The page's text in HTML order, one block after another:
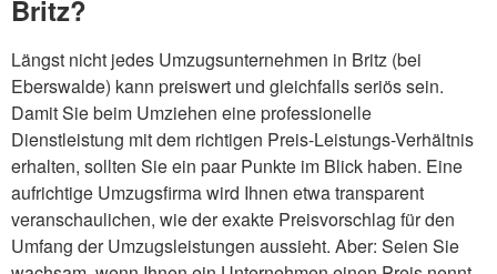
Britz?
Längst nicht jedes Umzugsunternehmen in Britz (bei
Eberswalde) kann preiswert und gleichfalls seriös sein.
Damit Sie beim Umziehen eine professionelle
Dienstleistung mit dem richtigen Preis-Leistungs-Verhältnis
erhalten, sollten Sie ein paar Punkte im Blick haben. Eine
aufrichtige Umzugsfirma wird Ihnen etwa transparent
veranschaulichen, wie der exakte Preisvorschlag für den
Umfang der Umzugsleistungen aussieht. Aber: Seien Sie